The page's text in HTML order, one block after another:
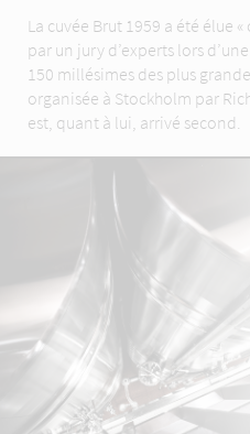
La cuvée Brut 1959 a été élue
par un jury d’experts lors
150 millésimes des plus
organisée à Stockholm par
est, quant à lui, arrivé second.